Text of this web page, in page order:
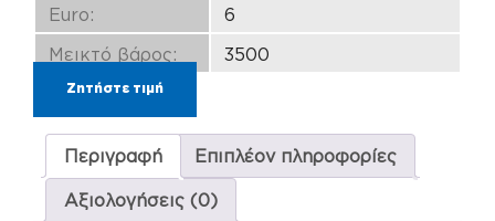
Euro:
6
Μεικτό βάρος:
3500
Ζητήστε τιμή
Περιγραφή Επιπλέον πληροφορίες
Αξιολογήσεις (0)